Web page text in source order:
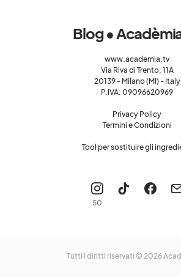
Blog •
www.academia.tv
Via Riva di Trento, 11A
20139 - Milano (MI) - Italy
P.IVA: 09096620969
Privacy Policy
Termini e Condizioni
Tool per sostituire gli
50
Tutti i diritti riservati © 2026